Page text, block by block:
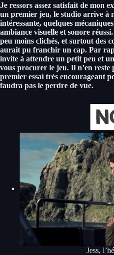
Je ressors assez satisfait de mon
un premier jeu, le studio arrive à
intéressante, quelques
ambiance visuelle et sonore
peu moins clichés, et surtout des
aurait pu franchir un cap. Par
invite à attendre un petit peu et
vous procurer le jeu. Il n’en reste
premier essai très encourageant
faudra pas le perdre de vue.
Jess,